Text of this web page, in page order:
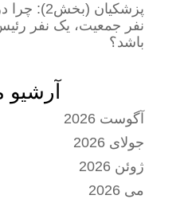
نفر جمعیت، یک نفر
باشد؟
آگوست 2026
جولای 2026
ژوئن 2026
می 2026